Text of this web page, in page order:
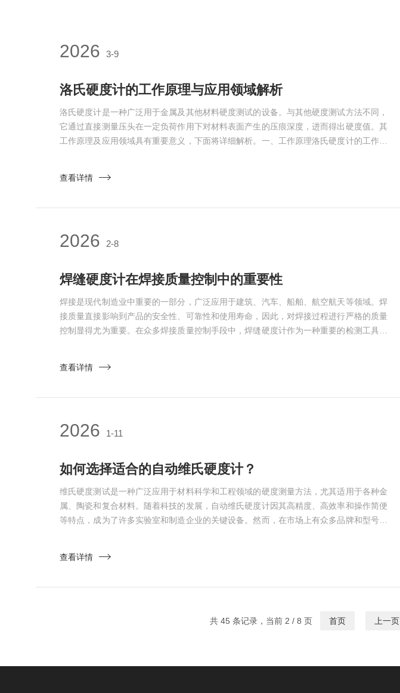
2026 3-9
洛氏硬度计的工作原理与应用领域解析
洛氏硬度计是一种广泛用于金属及其他材料硬度测试的设备。与其他硬度测试方法不同，
它通过直接测量压头在一定负荷作用下对材料表面产生的压痕深度，进而得出硬度值。其
工作原理及应用领域具有重要意义，下面将详细解析。一、工作原理洛氏硬度计的工作原
荷。初负荷通常较小，约为10公斤，主要用来消除材料表面不规则性；而总负荷则较大，
查看详情
2026 2-8
焊缝硬度计在焊接质量控制中的重要性
焊接是现代制造业中重要的一部分，广泛应用于建筑、汽车、船舶、航空航天等领域。焊
接质量直接影响到产品的安全性、可靠性和使用寿命，因此，对焊接过程进行严格的质量
控制显得尤为重要。在众多焊接质量控制手段中，焊缝硬度计作为一种重要的检测工具，
焊缝的硬度与其组织结构、机械性能密切相关。通过使用，可以快速测量焊缝及其热影响
查看详情
2026 1-11
如何选择适合的自动维氏硬度计？
维氏硬度测试是一种广泛应用于材料科学和工程领域的硬度测量方法，尤其适用于各种金
属、陶瓷和复合材料。随着科技的发展，自动维氏硬度计因其高精度、高效率和操作简便
等特点，成为了许多实验室和制造企业的关键设备。然而，在市场上有众多品牌和型号的
的测试需求，包括以下几个方面：1、样品类型：不同的材料在硬度测试中表现不同，例
查看详情
共 45 条记录，当前 2 / 8 页 首页 上一页